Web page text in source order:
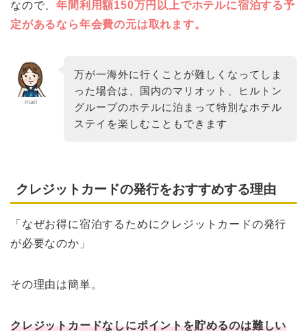
なので、年間利用額150万円以上でホテルに宿泊する予
定があるなら年会費の元は取れます。
mari
万が一海外に行くことが難しくなってしま
った場合は、国内のマリオット、ヒルトン
グループのホテルに泊まって特別なホテル
ステイを楽しむこともできます
クレジットカードの発行をおすすめする理由
「なぜお得に宿泊するためにクレジットカードの発行
が必要なのか」
その理由は簡単。
クレジットカードなしにポイントを貯めるのは難しい